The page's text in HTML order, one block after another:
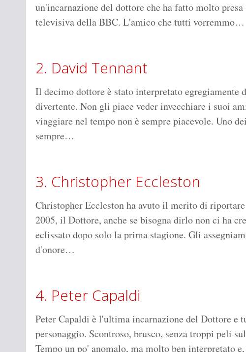
un'incarnazione del dottore che ha fatto molto
televisiva della BBC. L'amico che tutti vorremmo…
2. David Tennant
Il decimo dottore è stato interpretato egregiamente
divertente. Non gli piace veder invecchiare i suoi
viaggiare nel tempo non è sempre piacevole. Uno
sempre…
3. Christopher Eccleston
Christopher Eccleston ha avuto il merito di
2005, il Dottore, anche se bisogna dirlo non ci ha
eclissato dopo solo la prima stagione. Gli
d'onore…
4. Peter Capaldi
Peter Capaldi è l'ultima incarnazione del Dottore e
personaggio. Scontroso, brusco, senza troppi peli
Tempo un po' anomalo, ma molto ben interpretato